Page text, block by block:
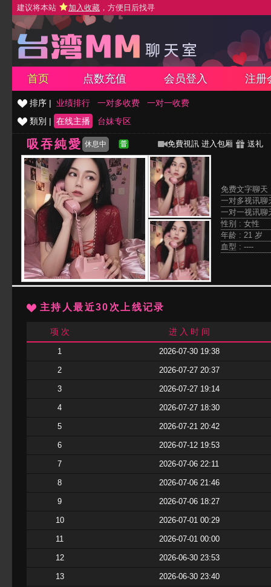
建议将本站 加入收藏 ，方便日后找寻
首页 点数充值 会员登入 注册
排序 | 业绩排行 一对多收费
一对一收费
類別 | 在线主播 台妹专区
吸吞純愛 休息中 免費視訊 进入包厢 送礼
免费文字聊
一对多视讯
一对一视讯
性别 : 女性
年龄 : 21 岁
血型 : ----
主持人最近30次上线记录
项 次 进 入 时 间
1 2026-07-30 19:38
2 2026-07-27 20:37
3 2026-07-27 19:14
4 2026-07-27 18:30
5 2026-07-21 20:42
6 2026-07-12 19:53
7 2026-07-06 22:11
8 2026-07-06 21:46
9 2026-07-06 18:27
10 2026-07-01 00:29
11 2026-07-01 00:00
12 2026-06-30 23:53
13 2026-06-30 23:40